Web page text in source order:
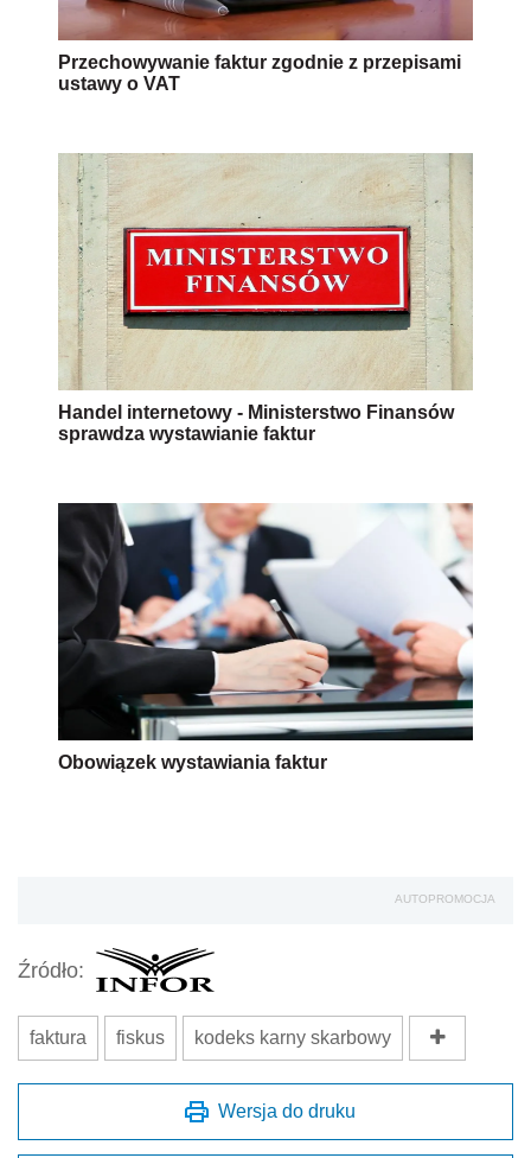
Przechowywanie faktur zgodnie z przepisami
ustawy o VAT
Handel internetowy - Ministerstwo Finansów
sprawdza wystawianie faktur
Obowiązek wystawiania faktur
AUTOPROMOCJA
Źródło:
faktura fiskus kodeks karny skarbowy
Wersja do druku